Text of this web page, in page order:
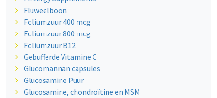
Fluweelboon
Foliumzuur 400 mcg
Foliumzuur 800 mcg
Foliumzuur B12
Gebufferde Vitamine C
Glucomannan capsules
Glucosamine Puur
Glucosamine, chondroïtine en MSM